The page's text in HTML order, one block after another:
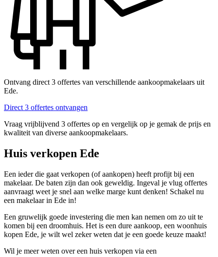
Ontvang direct 3 offertes van verschillende aankoopmakelaars uit
Ede.
Direct 3 offertes ontvangen
Vraag vrijblijvend 3 offertes op en vergelijk op je gemak de prijs en
kwaliteit van diverse aankoopmakelaars.
Huis verkopen Ede
Een ieder die gaat verkopen (of aankopen) heeft profijt bij een
makelaar. De baten zijn dan ook geweldig. Ingeval je vlug offertes
aanvraagt weet je snel aan welke marge kunt denken! Schakel nu
een makelaar in Ede in!
Een gruwelijk goede investering die men kan nemen om zo uit te
komen bij een droomhuis. Het is een dure aankoop, een woonhuis
kopen Ede, je wilt wel zeker weten dat je een goede keuze maakt!
Wil je meer weten over een huis verkopen via een